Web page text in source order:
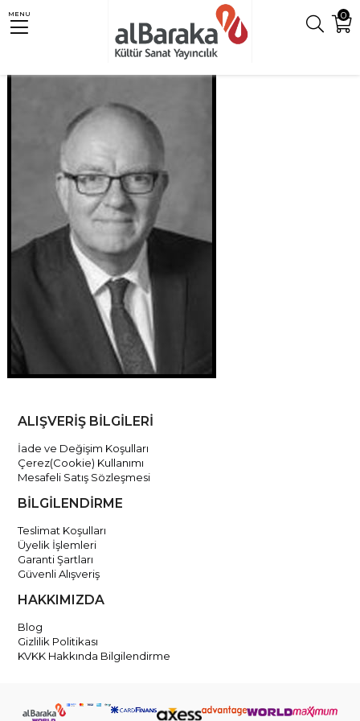
0
MENU
ALIŞVERİŞ BİLGİLERİ
İade ve Değişim Koşulları
Çerez(Cookie) Kullanımı
Mesafeli Satış Sözleşmesi
BİLGİLENDİRME
Teslimat Koşulları
Üyelik İşlemleri
Garanti Şartları
Güvenli Alışveriş
HAKKIMIZDA
Blog
Gizlilik Politikası
KVKK Hakkında Bilgilendirme